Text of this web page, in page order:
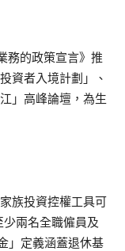
務的政策宣言》推
資者入境計劃」、
」高峰論壇，為生
族投資控權工具可
兩名全職僱員及
」定義涵蓋退休基